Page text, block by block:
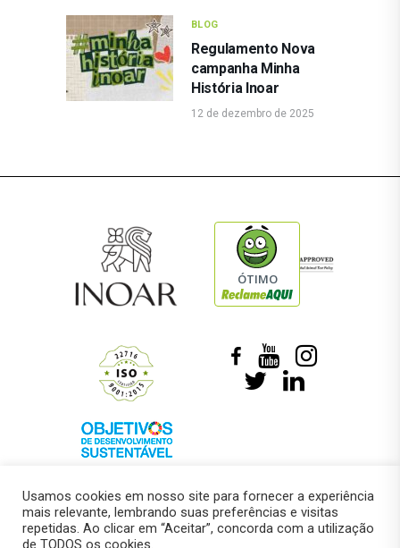
BLOG
Regulamento Nova
campanha Minha
História Inoar
12 de dezembro de 2025
ÓTIMO
Usamos cookies em nosso site para fornecer a experiência
mais relevante, lembrando suas preferências e visitas
repetidas. Ao clicar em “Aceitar”, concorda com a utilização
de TODOS os cookies.